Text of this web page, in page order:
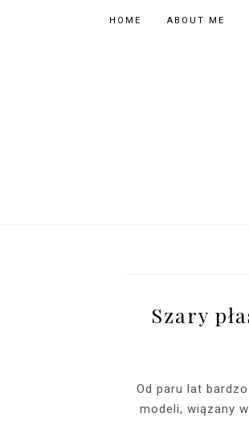
HOME ABOUT ME
SHOPPING
EVENTS
EVENTS
ASIA
BEAUTY
Szary
Od paru lat
modeli, wiązany